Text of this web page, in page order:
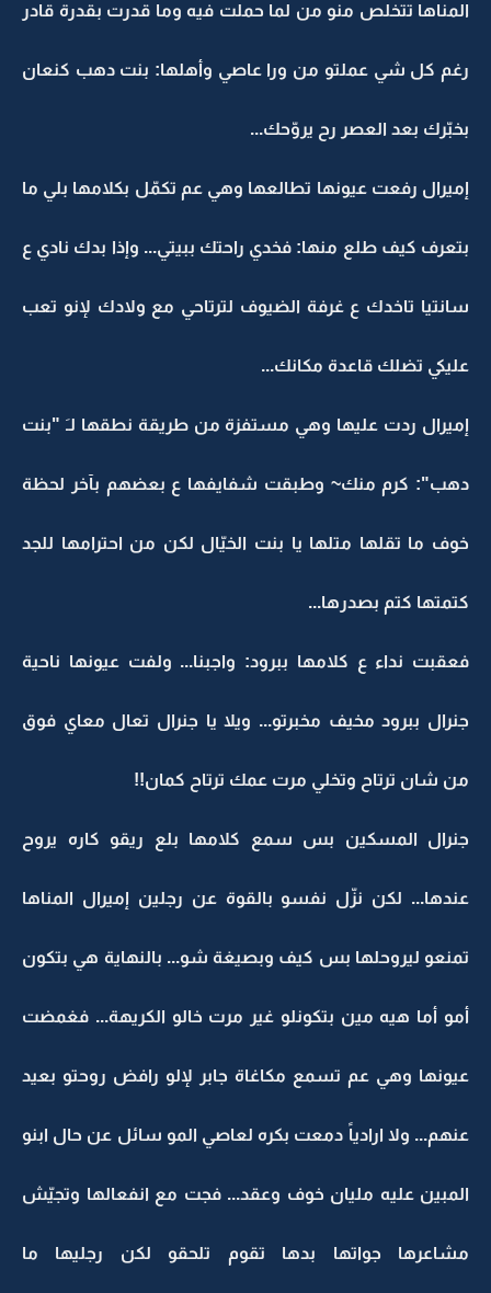
المناها تتخلص منو من لما حملت فيه وما قدرت بقدرة قادر
رغم كل شي عملتو من ورا عاصي وأهلها: بنت دهب كنعان
بخبّرك بعد العصر رح يروّحك...
إميرال رفعت عيونها تطالعها وهي عم تكمّل بكلامها بلي ما
بتعرف كيف طلع منها: فخدي راحتك ببيتي... وإذا بدك نادي ع
سانتيا تاخدك ع غرفة الضيوف لترتاحي مع ولادك لإنو تعب
عليكي تضلك قاعدة مكانك...
إميرال ردت عليها وهي مستفزة من طريقة نطقها لـَ "بنت
دهب": كرم منك~ وطبقت شفايفها ع بعضهم بآخر لحظة
خوف ما تقلها متلها يا بنت الخيّال لكن من احترامها للجد
كتمتها كتم بصدرها...
فعقبت نداء ع كلامها ببرود: واجبنا... ولفت عيونها ناحية
جنرال ببرود مخيف مخبرتو... ويلا يا جنرال تعال معاي فوق
من شان ترتاح وتخلي مرت عمك ترتاح كمان!!
جنرال المسكين بس سمع كلامها بلع ريقو كاره يروح
عندها... لكن نزّل نفسو بالقوة عن رجلين إميرال المناها
تمنعو ليروحلها بس كيف وبصيغة شو... بالنهاية هي بتكون
أمو أما هيه مين بتكونلو غير مرت خالو الكريهة... فغمضت
عيونها وهي عم تسمع مكاغاة جابر لإلو رافض روحتو بعيد
عنهم... ولا ارادياً دمعت بكره لعاصي المو سائل عن حال ابنو
المبين عليه مليان خوف وعقد... فجت مع انفعالها وتجيّش
مشاعرها جواتها بدها تقوم تلحقو لكن رجليها ما